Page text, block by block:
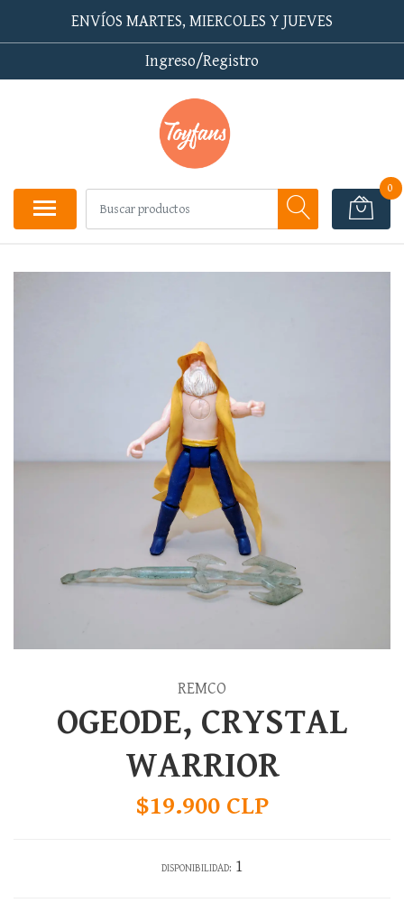
ENVÍOS MARTES, MIERCOLES Y JUEVES
Ingreso/Registro
0
REMCO
OGEODE, CRYSTAL
WARRIOR
$19.900 CLP
DISPONIBILIDAD: 1